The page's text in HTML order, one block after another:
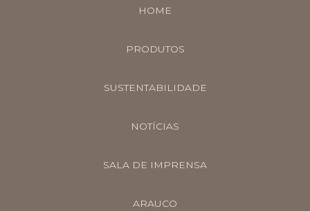
HOME
PRODUTOS
SUSTENTABILIDADE
NOTÍCIAS
SALA DE IMPRENSA
ARAUCO